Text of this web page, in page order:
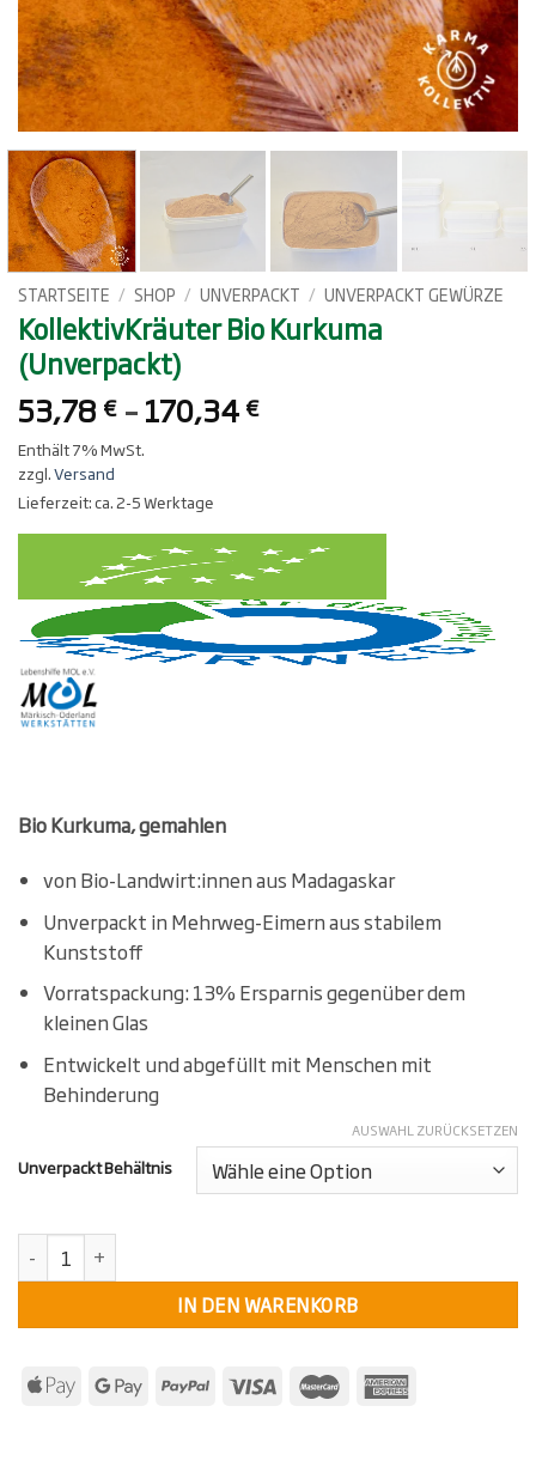
STARTSEITE / SHOP / UNVERPACKT / UNVERPACKT GEWÜRZE
KollektivKräuter Bio Kurkuma
(Unverpackt)
53,78 € –170,34 €Preisspanne:
Enthält 7% MwSt.
zzgl.Versand
Lieferzeit: ca. 2-5 Werktage
Bio Kurkuma, gemahlen
von Bio-Landwirt:innen aus Madagaskar
Unverpackt in Mehrweg-Eimern aus stabilem
Kunststoff
Vorratspackung: 13% Ersparnis gegenüber dem
kleinen Glas
Entwickelt und abgefüllt mit Menschen mit
Behinderung
Unverpackt Behältnis
AUSWAHL ZURÜCKSETZEN
KollektivKräuter Bio Kurkuma (Unverpackt) Menge
IN DEN WARENKORB